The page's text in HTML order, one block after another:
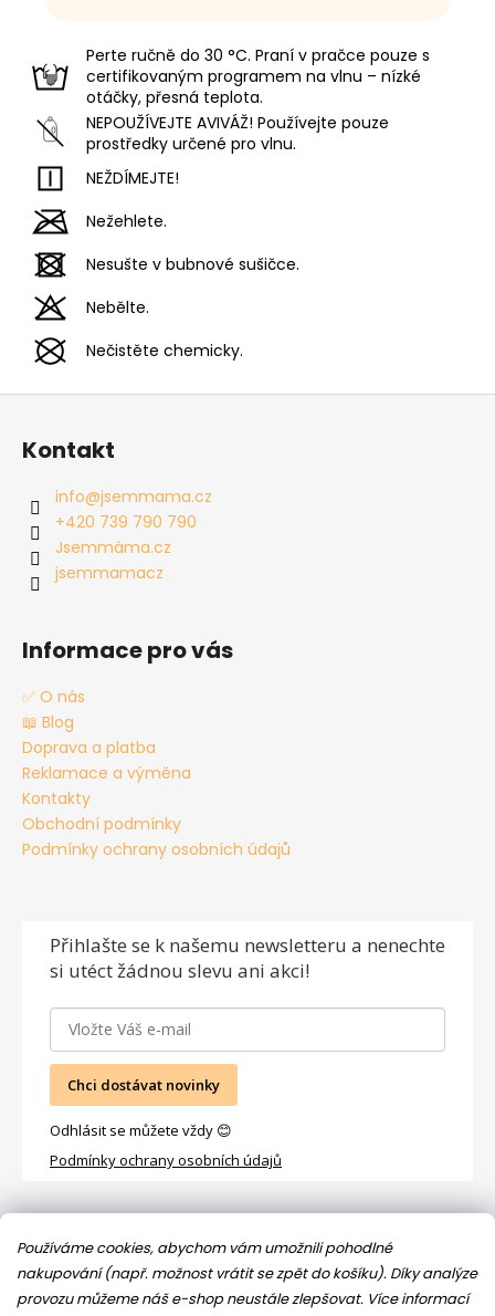
Používáme cookies, abychom vám umožnili pohodlné
nakupování (např. možnost vrátit se zpět do košíku). Díky analýze
provozu můžeme náš e-shop neustále zlepšovat. Více informací
Perte ručně do 30 °C. Praní v pračce pouze s
certifikovaným programem na vlnu – nízké
otáčky, přesná teplota.
NEPOUŽÍVEJTE AVIVÁŽ! Používejte pouze
prostředky určené pro vlnu.
NEŽDÍMEJTE!
Nežehlete.
Nesušte v bubnové sušičce.
Nebělte.
Nečistěte chemicky.
Z
Kontakt
info@jsemmama.cz
+420 739 790 790
Jsemmáma.cz
jsemmamacz
Informace pro vás
✅ O nás
📖 Blog
Doprava a platba
Reklamace a výměna
Kontakty
Obchodní podmínky
Podmínky ochrany osobních údajů
Přihlašte se k našemu newsletteru a nenechte
si utéct žádnou slevu ani akci!
Chci dostávat novinky
Odhlásit se můžete vždy 😊
Podmínky ochrany osobních údajů
Facebook